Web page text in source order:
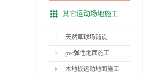
其它运动场地施工
天然草球场铺设
pvc弹性地面施工
木地板运动地面施工